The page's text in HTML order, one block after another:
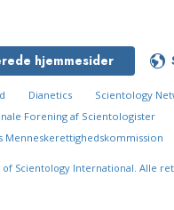
hjemmesider
Dianetics Scientology
Forening af Scientologister
Menneskerettigheds­kommission
of Scientology International. Alle